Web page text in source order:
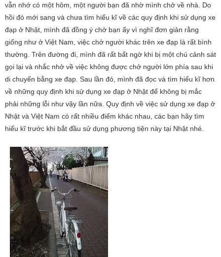
vẫn nhớ có một hôm, một người bạn đã nhờ mình chở về nhà. Do
hồi đó mới sang và chưa tìm hiểu kĩ về các quy định khi sử dụng xe
đạp ở Nhật, mình đã đồng ý chở bạn ấy vì nghĩ đơn giản rằng
giống như ở Việt Nam, việc chở người khác trên xe đạp là rất bình
thường. Trên đường đi, mình đã rất bất ngờ khi bị một chú cảnh sát
gọi lại và nhắc nhở về việc không được chở người lớn phía sau khi
di chuyển bằng xe đạp. Sau lần đó, mình đã đọc và tìm hiểu kĩ hơn
về những quy định khi sử dụng xe đạp ở Nhật để không bị mắc
phải những lỗi như vậy lần nữa. Quy định về việc sử dụng xe đạp ở
Nhật và Việt Nam có rất nhiều điểm khác nhau, các bạn hãy tìm
hiểu kĩ trước khi bắt đầu sử dụng phương tiện này tại Nhật nhé.